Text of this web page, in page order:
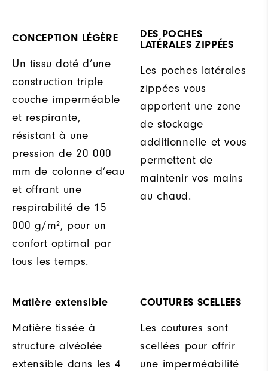
CONCEPTION LÉGÈRE
Un tissu doté d’une
construction triple
couche imperméable
et respirante,
résistant à une
pression de 20 000
mm de colonne d’eau
et offrant une
respirabilité de 15
000 g/m², pour un
confort optimal par
tous les temps.
DES POCHES
LATÉRALES ZIPPÉES
Les poches latérales
zippées vous
apportent une zone
de stockage
additionnelle et vous
permettent de
maintenir vos mains
au chaud.
Matière extensible
Matière tissée à
structure alvéolée
extensible dans les 4
COUTURES SCELLEES
Les coutures sont
scellées pour offrir
une imperméabilité